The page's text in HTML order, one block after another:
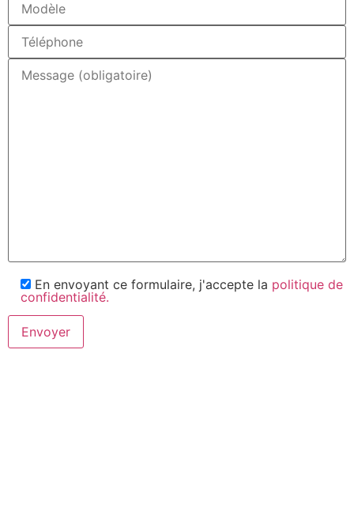
En envoyant ce formulaire, j'accepte la politique de
confidentialité.